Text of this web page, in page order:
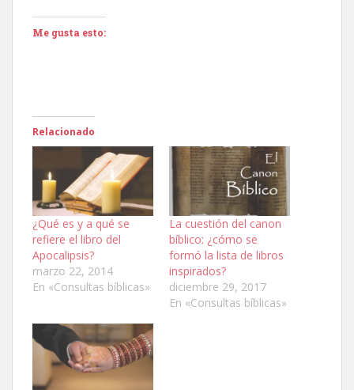
Me gusta esto:
Relacionado
¿Qué es y a qué se
refiere el libro del
Apocalipsis?
marzo 22, 2014
En «Consultas bíblicas»
La cuestión del canon
bíblico: ¿cómo se
formó la lista de libros
inspirados?
diciembre 29, 2017
En «Consultas bíblicas»